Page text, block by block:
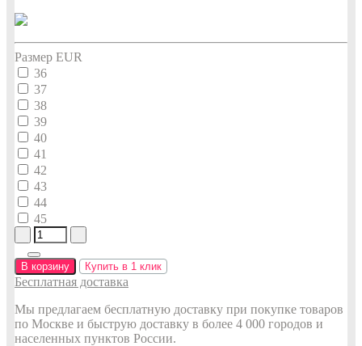
Размер EUR
36
37
38
39
40
41
42
43
44
45
В корзину Купить в 1 клик
Бесплатная доставка
Мы предлагаем бесплатную доставку при покупке товаров
по Москве и быструю доставку в более 4 000 городов и
населенных пунктов России.